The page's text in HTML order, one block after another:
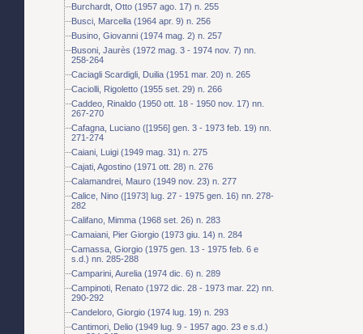
Burchardt, Otto (1957 ago. 17) n. 255
Busci, Marcella (1964 apr. 9) n. 256
Busino, Giovanni (1974 mag. 2) n. 257
Busoni, Jaurès (1972 mag. 3 - 1974 nov. 7) nn.
258-264
Caciagli Scardigli, Duilia (1951 mar. 20) n. 265
Caciolli, Rigoletto (1955 set. 29) n. 266
Caddeo, Rinaldo (1950 ott. 18 - 1950 nov. 17) nn.
267-270
Cafagna, Luciano ([1956] gen. 3 - 1973 feb. 19) nn.
271-274
Caiani, Luigi (1949 mag. 31) n. 275
Cajati, Agostino (1971 ott. 28) n. 276
Calamandrei, Mauro (1949 nov. 23) n. 277
Calice, Nino ([1973] lug. 27 - 1975 gen. 16) nn. 278-
282
Califano, Mimma (1968 set. 26) n. 283
Camaiani, Pier Giorgio (1973 giu. 14) n. 284
Camassa, Giorgio (1975 gen. 13 - 1975 feb. 6 e
s.d.) nn. 285-288
Camparini, Aurelia (1974 dic. 6) n. 289
Campinoti, Renato (1972 dic. 28 - 1973 mar. 22) nn.
290-292
Candeloro, Giorgio (1974 lug. 19) n. 293
Cantimori, Delio (1949 lug. 9 - 1957 ago. 23 e s.d.)